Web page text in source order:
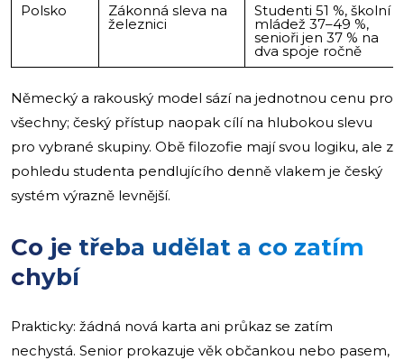
Polsko
Zákonná sleva na
železnici
Studenti 51 %, školní
mládež 37–49 %,
senioři jen 37 % na
dva spoje ročně
Německý a rakouský model sází na jednotnou cenu pro
všechny; český přístup naopak cílí na hlubokou slevu
pro vybrané skupiny. Obě filozofie mají svou logiku, ale z
pohledu studenta pendlujícího denně vlakem je český
systém výrazně levnější.
Co je třeba udělat a co zatím
chybí
Prakticky: žádná nová karta ani průkaz se zatím
nechystá. Senior prokazuje věk občankou nebo pasem,